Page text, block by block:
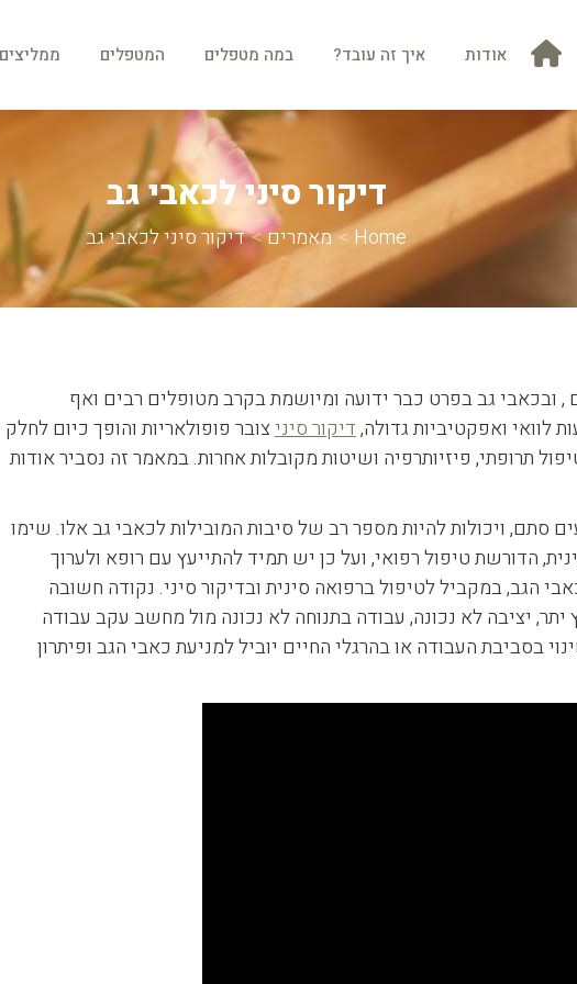
אודות איך זה עובד? במה מטפלים המטפלים ממליצים
דיקור סיני לכאבי גב
You are here:
Home מאמרים דיקור סיני לכאבי גב
, ובכאבי גב בפרט כבר ידועה ומיושמת בקרב מטופלים רבים ואף
לוואי ואפקטיביות גדולה,דיקור סיניצובר פופולאריות והופך כיום לחלק
תרופתי, פיזיותרפיה ושיטות מקובלות אחרות. במאמר זה נסביר אודות
סתם, ויכולות להיות מספר רב של סיבות המובילות לכאבי גב אלו. שימו
הדורשת טיפול רפואי, ועל כן יש תמיד להתייעץ עם רופא ולערוך
הגב, במקביל לטיפול ברפואה סינית ובדיקור סיני. נקודה חשובה
יציבה לא נכונה, עבודה בתנוחה לא נכונה מול מחשב עקב עבודה
בסביבת העבודה או בהרגלי החיים יוביל למניעת כאבי הגב ופיתרון
איך זה עובד? במה מטפלים המטפלים ממליצים